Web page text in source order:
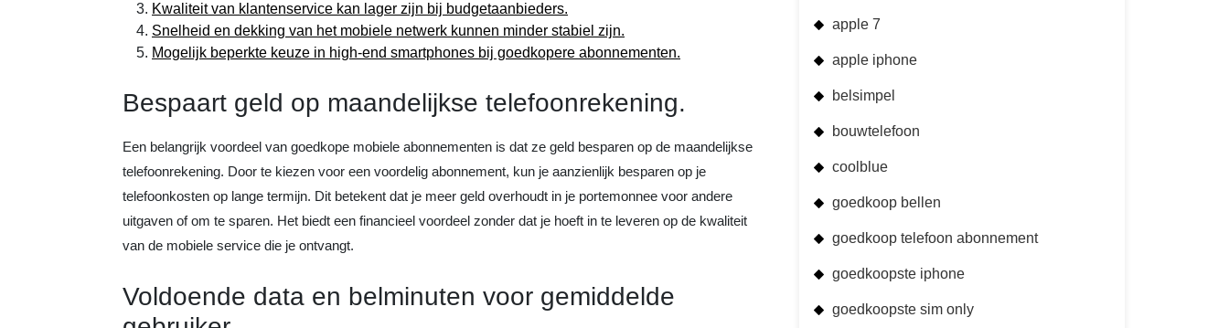
Kwaliteit van klantenservice kan lager zijn bij budgetaanbieders.
Snelheid en dekking van het mobiele netwerk kunnen minder stabiel zijn.
Mogelijk beperkte keuze in high-end smartphones bij goedkopere abonnementen.
Bespaart geld op maandelijkse telefoonrekening.
Een belangrijk voordeel van goedkope mobiele abonnementen is dat ze geld besparen op de maandelijkse
telefoonrekening. Door te kiezen voor een voordelig abonnement, kun je aanzienlijk besparen op je
telefoonkosten op lange termijn. Dit betekent dat je meer geld overhoudt in je portemonnee voor andere
uitgaven of om te sparen. Het biedt een financieel voordeel zonder dat je hoeft in te leveren op de kwaliteit
van de mobiele service die je ontvangt.
Voldoende data en belminuten voor gemiddelde
apple 7
apple iphone
belsimpel
bouwtelefoon
coolblue
goedkoop bellen
goedkoop telefoon abonnement
goedkoopste iphone
goedkoopste sim only